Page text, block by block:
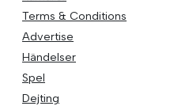
Terms & Conditions
Advertise
Händelser
Spel
Dejting